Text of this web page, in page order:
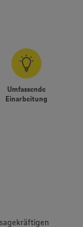
Umfassende
Einarbeitung